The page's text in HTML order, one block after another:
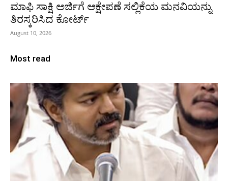
ಮಾಫಿ ಸಾಕ್ಷಿ ಅರ್ಜಿಗೆ ಆಕ್ಷೇಪಣೆ ಸಲ್ಲಿಕೆಯ ಮನವಿಯನ್ನು
ತಿರಸ್ಕರಿಸಿದ ಕೋರ್ಟ್‌
August 10, 2026
Most read